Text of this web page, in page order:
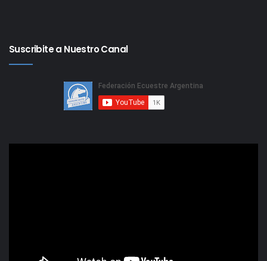
Suscribite a Nuestro Canal